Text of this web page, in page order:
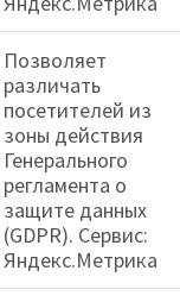
Позволяет
различать
посетителей из
зоны действия
Генерального
регламента о
защите данных
(GDPR). Сервис:
Яндекс.Метрика